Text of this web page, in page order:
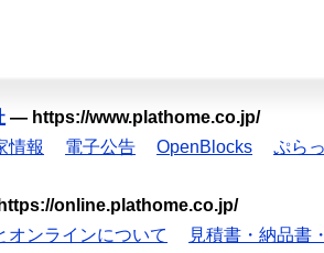
— https://www.plathome.co.jp/
情報 電子公告 OpenBlocks ぷら
https://online.plathome.co.jp/
オンラインについて 見積書・納品書